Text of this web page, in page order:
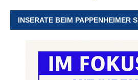
INSERATE BEIM PAPPENHEIMER